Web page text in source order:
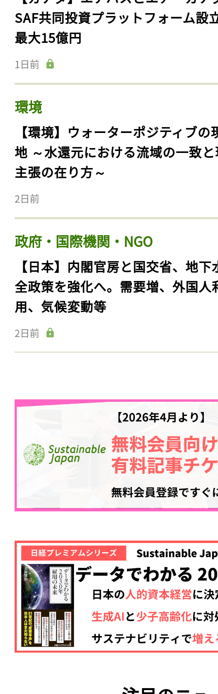
SAF共同投資プラットフォーム設
最大15億円
1日前
環境
【環境】ウォーターポジティブの
地 ～水還元における流域の一致
主張の在り方～
2日前
政府・国際機関・NGO
【日本】内閣官房と国交省、地下
全政策を強化へ。需要増、外国人
用、気候変動等
2日前